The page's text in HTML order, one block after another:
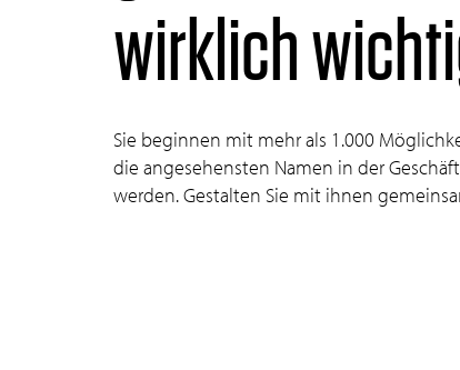
wirklich
Sie beginnen mit mehr als 1.000
die angesehensten Namen in der
werden. Gestalten Sie mit ihnen